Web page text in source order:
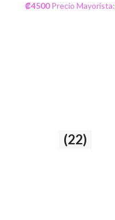
₡4500 Precio Mayorista:
(22)